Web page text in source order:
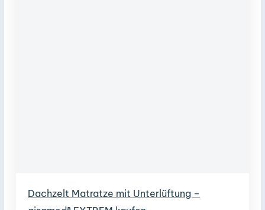
Dachzelt Matratze mit Unterlüftung –